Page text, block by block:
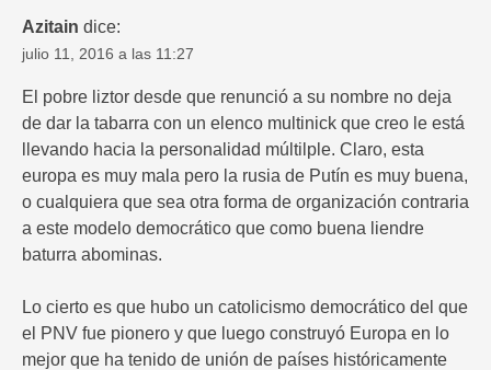
Azitain dice:
julio 11, 2016 a las 11:27
El pobre liztor desde que renunció a su nombre no deja
de dar la tabarra con un elenco multinick que creo le está
llevando hacia la personalidad múltilple. Claro, esta
europa es muy mala pero la rusia de Putín es muy buena,
o cualquiera que sea otra forma de organización contraria
a este modelo democrático que como buena liendre
baturra abominas.
Lo cierto es que hubo un catolicismo democrático del que
el PNV fue pionero y que luego construyó Europa en lo
mejor que ha tenido de unión de países históricamente